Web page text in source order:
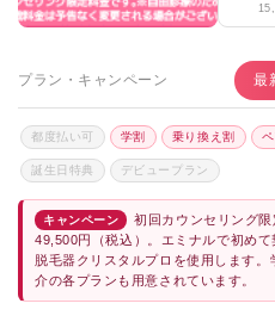
共立美容外科高松院
武岡皮膚科クリニック丸亀本
ピュア形成外科医院
まえだ整形外科外科医院
真弓愛メディカルクリニック
いない皮ふ科形成外科クリニ
プラン・キャンペーン 最
都度払い可 学割 乗り換え割
誕生日特典 デビュープラン
キャンペーン
初回カウンセリング
49,500円（税込）。エミナルで初め
脱毛器クリスタルプロを使用します
介の各プランも用意されています。